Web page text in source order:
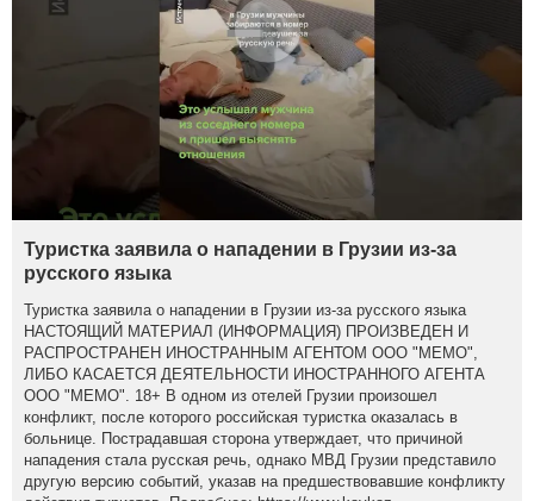
Туристка заявила о нападении в Грузии из-за
русского языка
Туристка заявила о нападении в Грузии из-за русского языка
НАСТОЯЩИЙ МАТЕРИАЛ (ИНФОРМАЦИЯ) ПРОИЗВЕДЕН И
РАСПРОСТРАНЕН ИНОСТРАННЫМ АГЕНТОМ ООО "МЕМО",
ЛИБО КАСАЕТСЯ ДЕЯТЕЛЬНОСТИ ИНОСТРАННОГО АГЕНТА
ООО "МЕМО". 18+ В одном из отелей Грузии произошел
конфликт, после которого российская туристка оказалась в
больнице. Пострадавшая сторона утверждает, что причиной
нападения стала русская речь, однако МВД Грузии представило
другую версию событий, указав на предшествовавшие конфликту